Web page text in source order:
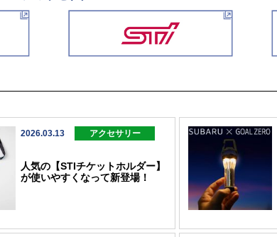
2026.03.13 アクセサリー
人気の【STIチケットホルダー】
が使いやすくなって新登場！